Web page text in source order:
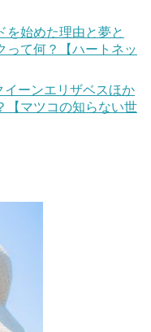
を始めた理由と夢と
って何？【ハートネッ
イーンエリザベスほか
【マツコの知らない世